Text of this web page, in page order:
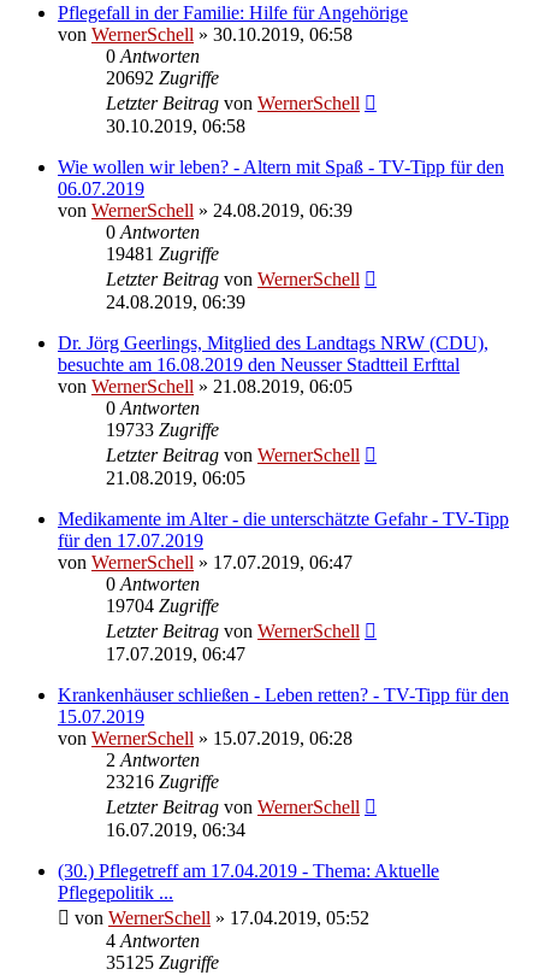
Pflegefall in der Familie: Hilfe für Angehörige
von WernerSchell » 30.10.2019, 06:58
0 Antworten
20692 Zugriffe
Letzter Beitrag von WernerSchell
30.10.2019, 06:58
Wie wollen wir leben? - Altern mit Spaß - TV-Tipp für den
06.07.2019
von WernerSchell » 24.08.2019, 06:39
0 Antworten
19481 Zugriffe
Letzter Beitrag von WernerSchell
24.08.2019, 06:39
Dr. Jörg Geerlings, Mitglied des Landtags NRW (CDU),
besuchte am 16.08.2019 den Neusser Stadtteil Erfttal
von WernerSchell » 21.08.2019, 06:05
0 Antworten
19733 Zugriffe
Letzter Beitrag von WernerSchell
21.08.2019, 06:05
Medikamente im Alter - die unterschätzte Gefahr - TV-Tipp
für den 17.07.2019
von WernerSchell » 17.07.2019, 06:47
0 Antworten
19704 Zugriffe
Letzter Beitrag von WernerSchell
17.07.2019, 06:47
Krankenhäuser schließen - Leben retten? - TV-Tipp für den
15.07.2019
von WernerSchell » 15.07.2019, 06:28
2 Antworten
23216 Zugriffe
Letzter Beitrag von WernerSchell
16.07.2019, 06:34
(30.) Pflegetreff am 17.04.2019 - Thema: Aktuelle
Pflegepolitik ...
von WernerSchell » 17.04.2019, 05:52
4 Antworten
35125 Zugriffe